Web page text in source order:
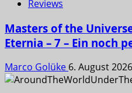
Reviews
Masters of the
Eternia – 7 – Ein noch
Marco Golüke 6. August 2026